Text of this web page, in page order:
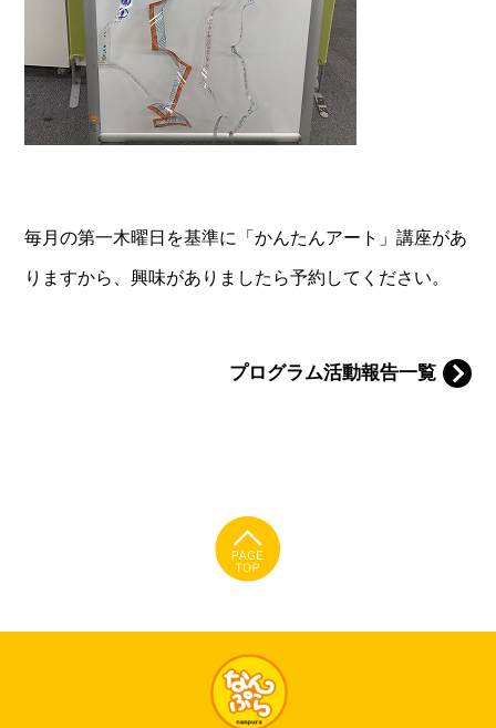
毎月の第一木曜日を基準に「かんたんアート」講座があ
りますから、興味がありましたら予約してください。
プログラム活動報告一覧